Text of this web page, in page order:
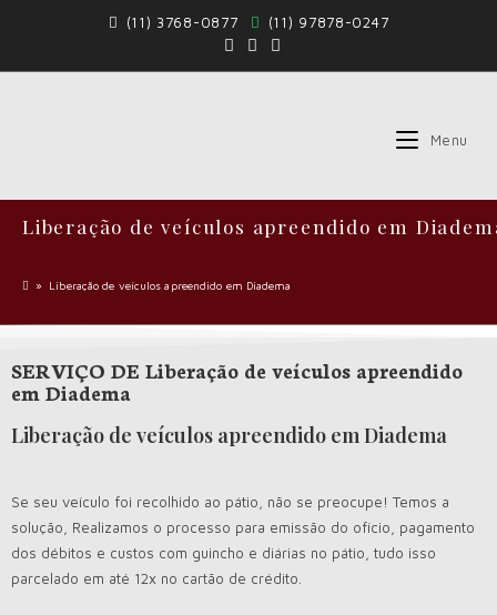
(11) 3768-0877 (11) 97878-0247
Menu
Liberação de veículos apreendido em
» Liberação de veículos apreendido em Diadema
SERVIÇO DE Liberação de veículos apreendido
em Diadema
Liberação de veículos apreendido em Diadema
Se seu veículo foi recolhido ao pátio, não se preocupe! Temos a
solução, Realizamos o processo para emissão do ofício, pagamento
dos débitos e custos com guincho e diárias no pátio, tudo isso
parcelado em até 12x no cartão de crédito.